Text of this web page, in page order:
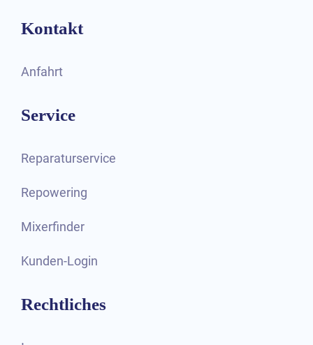
Service
Reparaturservice
Repowering
Mixerfinder
Kunden-Login
Rechtliches
Kontakt
Anfahrt